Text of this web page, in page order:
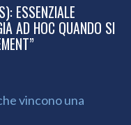
ESSENZIALE
AD HOC QUANDO SI